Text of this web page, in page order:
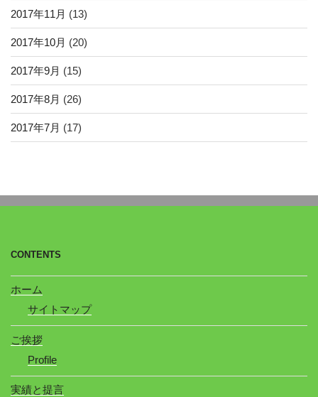
2017年11月 (13)
2017年10月 (20)
2017年9月 (15)
2017年8月 (26)
2017年7月 (17)
CONTENTS
ホーム
サイトマップ
ご挨拶
Profile
実績と提言